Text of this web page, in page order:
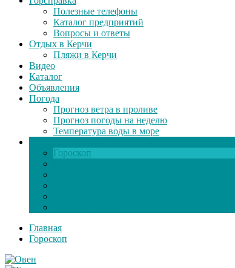
Полезные телефоны
Каталог предприятий
Вопросы и ответы
Отдых в Керчи
Пляжи в Керчи
Видео
Каталог
Объявления
Погода
Прогноз ветра в проливе
Прогноз погоды на неделю
Температура воды в море
Гороскоп
Главная
Гороскоп